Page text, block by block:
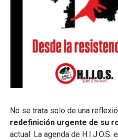
No se trata solo de una
redefinición urgente de su
actual. La agenda de H.I.J.O.S.